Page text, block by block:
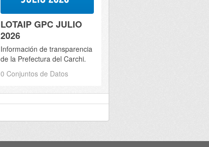
LOTAIP GPC JULIO
2026
Información de transparencia
de la Prefectura del Carchi.
0 Conjuntos de Datos